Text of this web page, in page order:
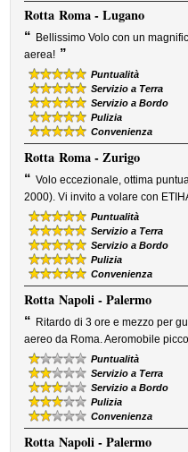
RottaRoma - Lugano
“ Bellissimo Volo con un
aerea! ”
Puntualità
Servizio a Terra
Servizio a Bordo
Pulizia
Convenienza
RottaRoma - Zurigo
“ Volo eccezionale, ottima
2000). Vi invito a volare con
Puntualità
Servizio a Terra
Servizio a Bordo
Pulizia
Convenienza
RottaNapoli - Palermo
“ Ritardo di 3 ore e mezzo per
aereo da Roma. Aeromobile
Puntualità
Servizio a Terra
Servizio a Bordo
Pulizia
Convenienza
RottaNapoli - Palermo